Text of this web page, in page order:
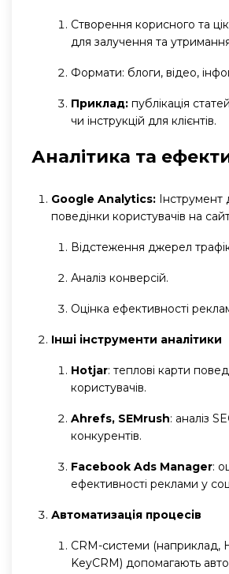
Створення корисного та
для залучення та утримання
Формати: блоги, відео,
Приклад: публікація
чи інструкцій для клієнтів.
Аналітика та
Google Analytics: Інструмент
поведінки користувачів на
Відстеження джерел
Аналіз конверсій.
Оцінка ефективності
Інші інструменти аналітики
Hotjar: теплові карти
користувачів.
Ahrefs, SEMrush: аналіз
конкурентів.
Facebook Ads Manager:
ефективності реклами у
Автоматизація процесів
CRM-системи (наприклад,
KeyCRM) допомагають